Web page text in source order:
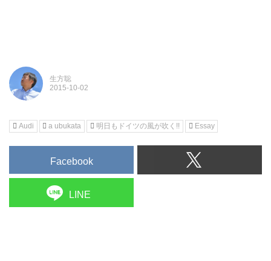
生方聡
Audi a ubukata 明日もドイツの風が吹く!! Essay
Facebook
LINE